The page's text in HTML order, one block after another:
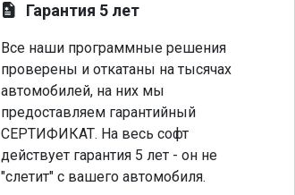
Гарантия 5 лет
Все наши программные решения
проверены и откатаны на тысячах
автомобилей, на них мы
предоставляем гарантийный
СЕРТИФИКАТ. На весь софт
действует гарантия 5 лет - он не
"слетит" с вашего автомобиля.